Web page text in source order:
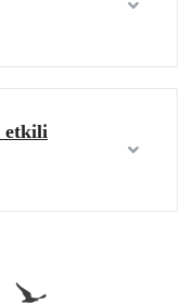
etkili